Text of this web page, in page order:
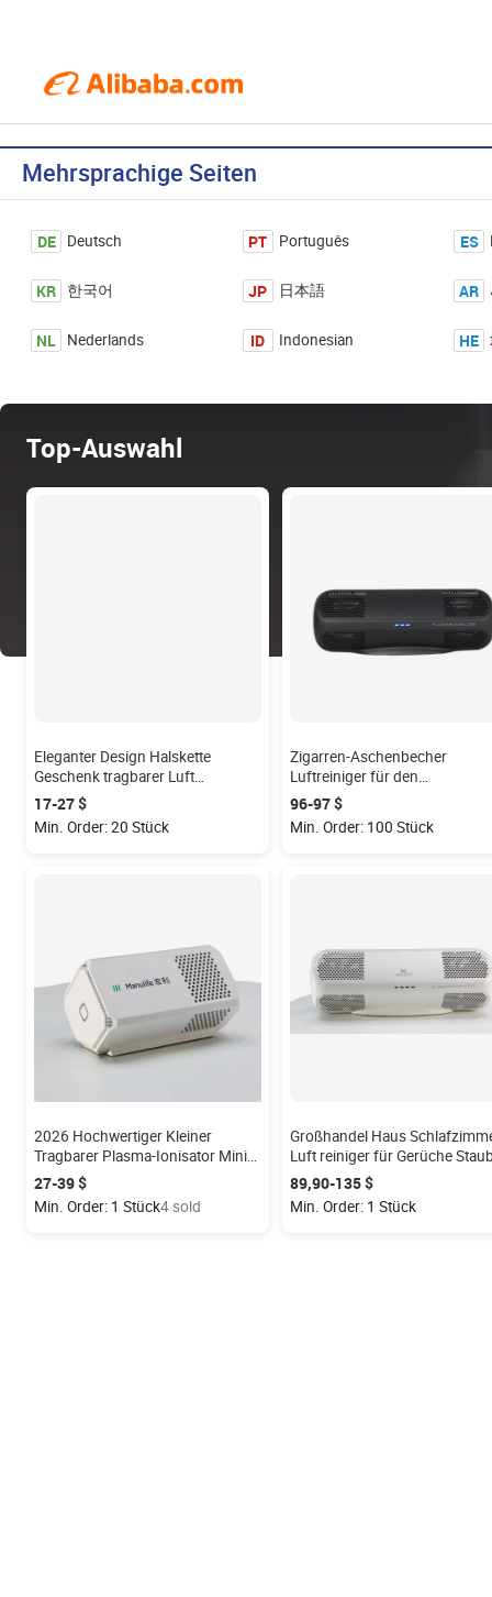
Mehrsprachige Seiten
DE Deutsch PT Português ES
KR 한국어 JP 日本語 AR
NL Nederlands ID Indonesian HE
Top-Auswahl
Eleganter Design Halskette
Geschenk tragbarer Luft
sterilisator für Frau
17-27 $
Min. Order: 20 Stück
Zigarren-Aschenbecher
Luftreiniger für den
heimgebrauch sicherer
intelligenter Aschenbecher
rauchfreier Reiniger
96-97 $
Min. Order: 100 Stück
2026 Hochwertiger Kleiner
Tragbarer Plasma-Ionisator Mini
Auto-Luftreiniger zur Entfernung
von Gerüchen, Staub, Rauch,
Schimmel und Pollen
27-39 $
Min. Order: 1 Stück4 sold
Großhandel Haus
Luft reiniger für Gerüche
Rauch form Pollen durch
ionen entfernen
89,90-135 $
Min. Order: 1 Stück